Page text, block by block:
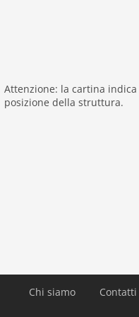
Attenzione: la cartina
posizione della struttura.
Chi siamo Contatti